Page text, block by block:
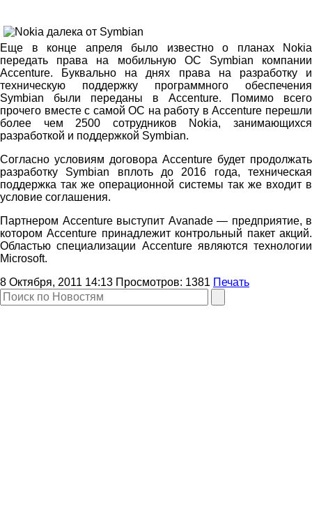
Еще в конце апреля было известно о планах Nokia
передать права на мобильную ОС Symbian компании
Accenture. Буквально на днях права на разработку и
техническую поддержку программного обеспечения
Symbian были переданы в Accenture. Помимо всего
прочего вместе с самой ОС на работу в Accenture перешли
более чем 2500 сотрудников Nokia, занимающихся
разработкой и поддержкой Symbian.
Согласно условиям договора Accenture будет продолжать
разработку Symbian вплоть до 2016 года, техническая
поддержка так же операционной системы так же входит в
условие соглашения.
Партнером Accenture выступит Avanade — предприятие, в
котором Accenture принадлежит контрольный пакет акций.
Областью специализации Accenture являются технологии
Microsoft.
8 Октября, 2011 14:13 Просмотров: 1381 Печать